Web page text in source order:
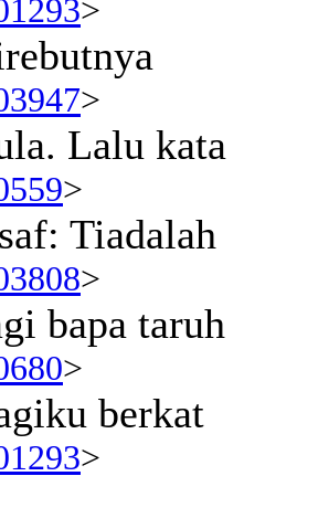
>
>
Lalu kata
>
Tiadalah
>
bapa taruh
>
berkat
>